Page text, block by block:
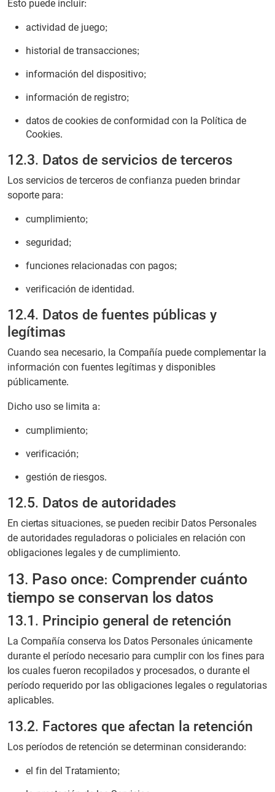
Esto puede incluir:
actividad de juego;
historial de transacciones;
información del dispositivo;
información de registro;
datos de cookies de conformidad con la Política de
Cookies.
12.3. Datos de servicios de terceros
Los servicios de terceros de confianza pueden brindar
soporte para:
cumplimiento;
seguridad;
funciones relacionadas con pagos;
verificación de identidad.
12.4. Datos de fuentes públicas y
legítimas
Cuando sea necesario, la Compañía puede complementar la
información con fuentes legítimas y disponibles
públicamente.
Dicho uso se limita a:
cumplimiento;
verificación;
gestión de riesgos.
12.5. Datos de autoridades
En ciertas situaciones, se pueden recibir Datos Personales
de autoridades reguladoras o policiales en relación con
obligaciones legales y de cumplimiento.
13. Paso once: Comprender cuánto
tiempo se conservan los datos
13.1. Principio general de retención
La Compañía conserva los Datos Personales únicamente
durante el período necesario para cumplir con los fines para
los cuales fueron recopilados y procesados, o durante el
período requerido por las obligaciones legales o regulatorias
aplicables.
13.2. Factores que afectan la retención
Los períodos de retención se determinan considerando:
el fin del Tratamiento;